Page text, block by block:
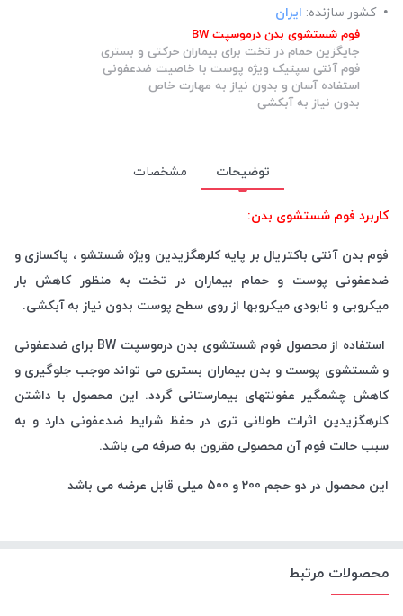
کشور سازنده: ایران
فوم شستشوی بدن درموسپت BW
جایگزین حمام در تخت برای بیماران حرکتی و بستری
فوم آنتی سپتیک ویژه پوست با خاصیت ضدعفونی
استفاده آسان و بدون نیاز به مهارت خاص
بدون نیاز به آبکشی
توضیحات
مشخصات
کاربرد فوم شستشوی بدن:
فوم بدن آنتی باکتریال بر پایه کلرهگزیدین ویژه شستشو ، پاکسازی و
ضدعفونی پوست و حمام بیماران در تخت به منظور کاهش بار
میکروبی و نابودی میکروبها از روی سطح پوست بدون نیاز به آبکشی.
استفاده از محصول فوم شستشوی بدن درموسپت BW برای ضدعفونی
و شستشوی پوست و بدن بیماران بستری می تواند موجب جلوگیری و
کاهش چشمگیر عفونتهای بیمارستانی گردد. این محصول با داشتن
کلرهگزیدین اثرات طولانی تری در حفظ شرایط ضدعفونی دارد و به
سبب حالت فوم آن محصولی مقرون به صرفه می باشد.
این محصول در دو حجم 200 و 500 میلی قابل عرضه می باشد
محصولات مرتبط